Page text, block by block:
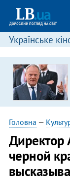
Українське
Головна —
Директор
черной